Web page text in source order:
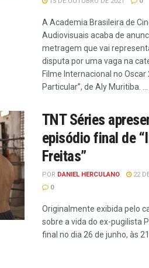
A Academia Brasileira de
Audiovisuais acaba de
metragem que vai
disputa por uma vaga na
Filme Internacional no Oscar
Particular”, de Aly Muritiba. ...
TNT Séries
episódio final de
Freitas”
POR DANIEL HERCULANO
22
0
Originalmente exibida pelo
sobre a vida do ex-pugilista
final no dia 26 de junho, às